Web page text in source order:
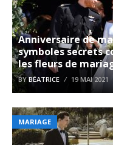
Anniversaire de
symboles secrets
les fleurs de
BYBÉATRICE 19 MAI 2021
MARIAGE